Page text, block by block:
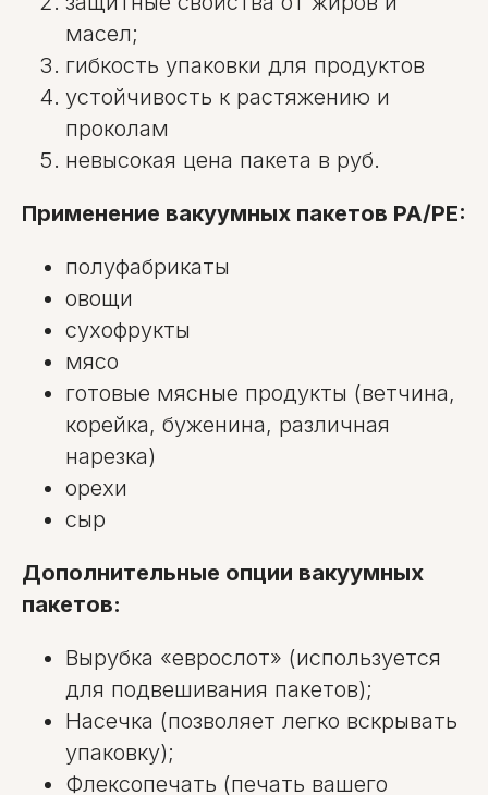
масел;
гибкость упаковки для продуктов
устойчивость к растяжению и
проколам
невысокая цена пакета в руб.
Применение вакуумных пакетов PA/PE:
полуфабрикаты
овощи
сухофрукты
мясо
готовые мясные продукты (ветчина,
корейка, буженина, различная
нарезка)
орехи
сыр
Дополнительные опции вакуумных
пакетов:
Вырубка «еврослот» (используется
для подвешивания пакетов);
Насечка (позволяет легко вскрывать
упаковку);
Флексопечать (печать вашего